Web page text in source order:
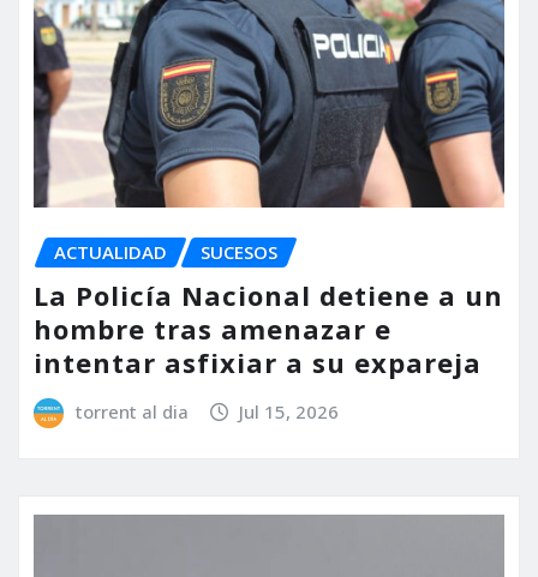
ACTUALIDAD SUCESOS
La Policía Nacional detiene a un
hombre tras amenazar e
intentar asfixiar a su expareja
torrent al dia Jul 15, 2026